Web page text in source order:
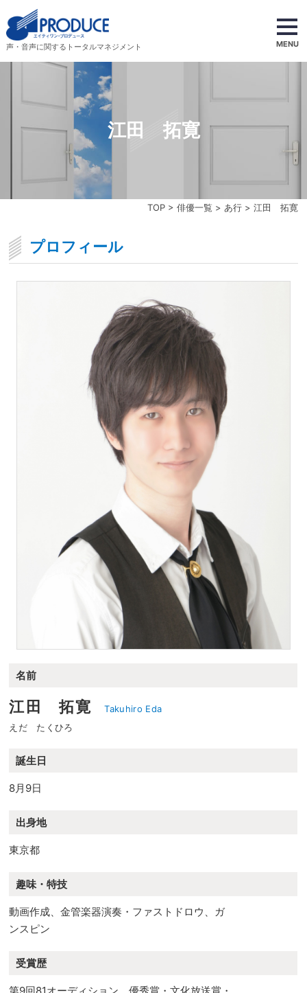
声・音声に関するトータルマネジメント MENU
TOP> 俳優一覧 > あ行> 江田 拓寛
江田 拓寛
プロフィール
名前
江田 拓寛
Takuhiro Eda
えだ たくひろ
誕生日
8月9日
出身地
東京都
趣味・特技
動画作成、金管楽器演奏・ファストドロウ、ガ
ンスピン
受賞歴